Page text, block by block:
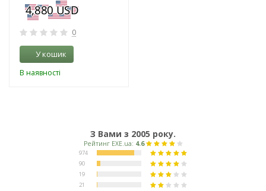
0
У кошик
В наявності
З Вами з 2005 року.